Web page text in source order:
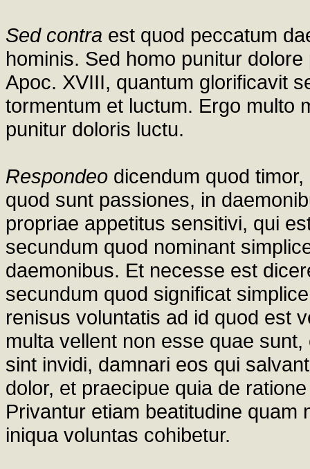
Sed contra est quod peccatum
hominis. Sed homo punitur
Apoc. XVIII, quantum glorificavit
tormentum et luctum. Ergo multo
punitur doloris luctu.
Respondeo dicendum quod
quod sunt passiones, in
propriae appetitus sensitivi, qui
secundum quod nominant
daemonibus. Et necesse est
secundum quod significat
renisus voluntatis ad id quod est
multa vellent non esse quae
sint invidi, damnari eos qui
dolor, et praecipue quia de
Privantur etiam beatitudine quam
iniqua voluntas cohibetur.